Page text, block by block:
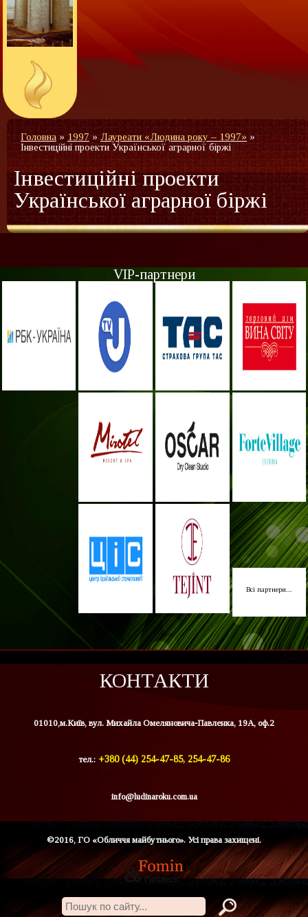
Головна»1997»Лауреати «Людина року – 1997»»
Інвестиційні проекти Української аграрної біржі
Інвестиційні проекти
Української аграрної біржі
VIP-партнери
Всі партнери...
КОНТАКТИ
01010,м.Київ, вул. Михайла Омеляновича-Павленка, 19А, оф.2
тел.: +380 (44) 254-47-85, 254-47-86
info@ludinaroku.com.ua
©2016, ГО «Обличчя майбутнього». Усі права захищені.